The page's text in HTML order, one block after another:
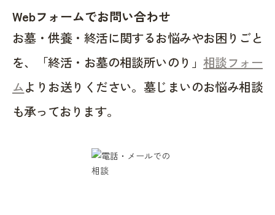
Webフォームでお問い合わせ
お墓・供養・終活に関するお悩みやお困りごと
を、「終活・お墓の相談所いのり」相談フォー
ムよりお送りください。墓じまいのお悩み相談
も承っております。